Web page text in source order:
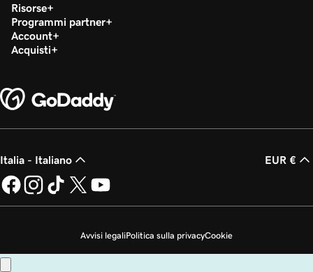
Risorse
Programmi partner
Account
Acquisti
Italia - Italiano EUR €
Avvisi legaliPolitica sulla privacyCookie